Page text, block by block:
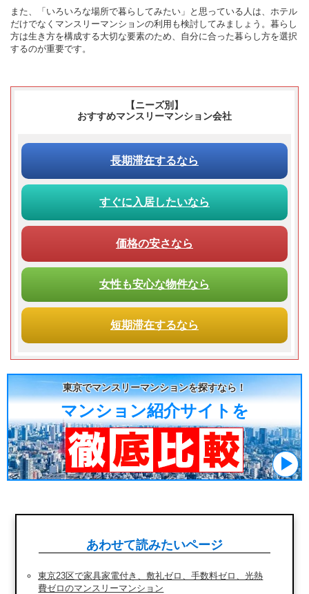
また、「いろいろな場所で暮らしてみたい」と思っている人は、ホテル
だけでなくマンスリーマンションの利用も検討してみましょう。暮らし
方は生き方を構成する大切な要素のため、自分に合った暮らし方を選択
するのが重要です。
【ニーズ別】
おすすめマンスリーマンション会社
長期滞在するなら
すぐに入居したいなら
価格の安さなら
女性も安心な物件なら
短期滞在するなら
東京でマンスリーマンションを探すなら！
マンション紹介サイトを
あわせて読みたいページ
東京23区で家具家電付き、敷礼ゼロ、手数料ゼロ、光熱
費ゼロのマンスリーマンション